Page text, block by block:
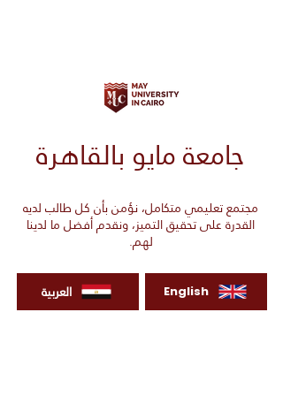
جامعة مايو بالقاهرة
مجتمع تعليمي متكامل، نؤمن بأن كل طالب لديه
القدرة على تحقيق التميز، ونقدم أفضل ما لدينا
لهم.
العربية English